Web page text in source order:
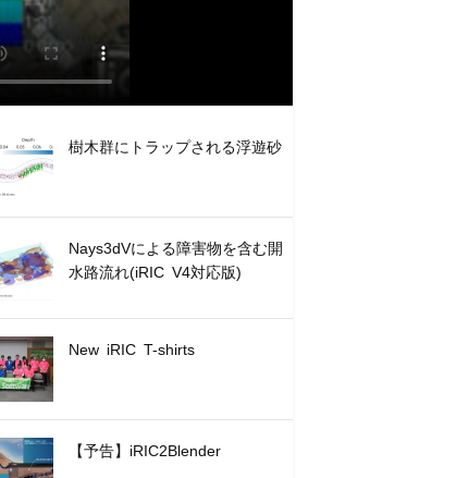
樹木群にトラップされる浮遊砂
Nays3dVによる障害物を含む開
水路流れ(iRIC V4対応版)
New iRIC T-shirts
【予告】iRIC2Blender